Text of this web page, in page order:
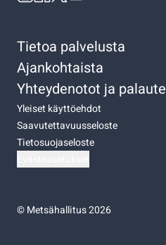
Tietoa palvelusta
Ajankohtaista
Yhteydenotot ja palaute
Yleiset käyttöehdot
Saavutettavuusseloste
Tietosuojaseloste
©Metsähallitus 2026